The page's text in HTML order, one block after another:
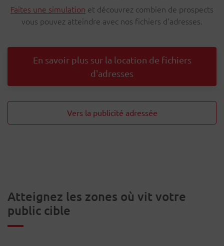
Faites une simulation et découvrez combien de prospects
vous pouvez atteindre avec nos fichiers d'adresses.
En savoir plus sur la location de fichiers
d'adresses
Vers la publicité adressée
Atteignez les zones où vit votre
public cible